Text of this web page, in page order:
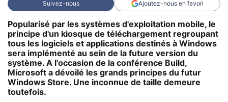
Suivez-nous Ajoutez-nous en favori
Popularisé par les systèmes d'exploitation mobile, le
principe d'un kiosque de téléchargement regroupant
tous les logiciels et applications destinés à Windows
sera implémenté au sein de la future version du
système. A l'occasion de la conférence Build,
Microsoft a dévoilé les grands principes du futur
Windows Store. Une inconnue de taille demeure
toutefois.